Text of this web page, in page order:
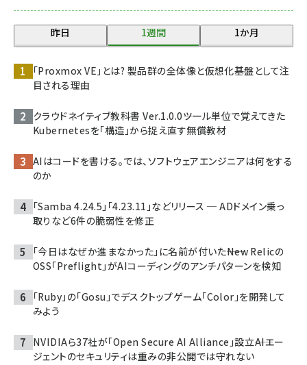
昨日 1週間 1か月
「Proxmox VE」とは? 製品群の全体像と仮想化基盤として注
目される理由
クラウドネイティブ教科書 Ver.1.0.0――ツール単位で覚えてきた
Kubernetesを「構造」から捉え直す無償教材
AIはコードを書ける。では、ソフトウェアエンジニアは何をする
のか
「Samba 4.24.5」「4.23.11」などリリース ─ ADドメイン乗っ
取りなど6件の脆弱性を修正
「今日はなぜか進まなかった」に名前が付いた――New Relicの
OSS「Preflight」がAIコーディングのアンチパターンを検知
「Ruby」の「Gosu」でデスクトップゲーム「Color」を開発して
みよう
NVIDIAら37社が「Open Secure AI Alliance」設立――AIエー
ジェントのセキュリティは重みの非公開では守れない